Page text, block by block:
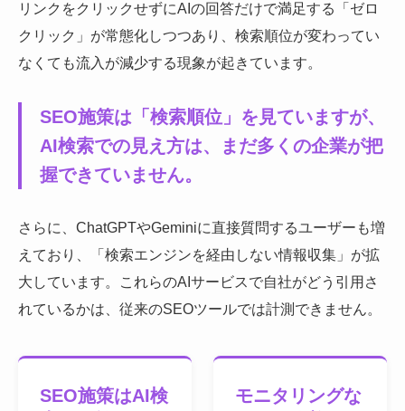
リンクをクリックせずにAIの回答だけで満足する「ゼロ
クリック」が常態化しつつあり、検索順位が変わってい
なくても流入が減少する現象が起きています。
SEO施策は「検索順位」を見ていますが、
AI検索での見え方は、まだ多くの企業が把
握できていません。
さらに、ChatGPTやGeminiに直接質問するユーザーも増
えており、「検索エンジンを経由しない情報収集」が拡
大しています。これらのAIサービスで自社がどう引用さ
れているかは、従来のSEOツールでは計測できません。
SEO施策はAI検
モニタリングな